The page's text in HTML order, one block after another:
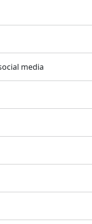
media